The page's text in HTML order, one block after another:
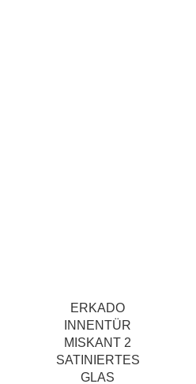
ERKADO
INNENTÜR
MISKANT 2
SATINIERTES
GLAS